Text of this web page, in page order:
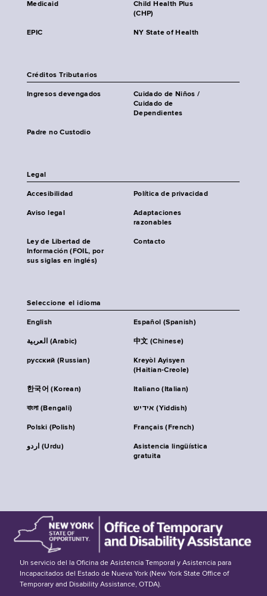
Medicaid
Child Health Plus
(CHP)
EPIC NY State of Health
Créditos Tributarios
Ingresos devengados
Cuidado de Niños /
Cuidado de
Dependientes
Padre no Custodio
Legal
Accesibilidad Política de privacidad
Aviso legal
Adaptaciones
razonables
Ley de Libertad de
Información (FOIL, por
sus siglas en inglés)
Contacto
Seleccione el idioma
English Español (Spanish)
العربية (Arabic) 中文 (Chinese)
русский (Russian)
Kreyòl Ayisyen
(Haitian-Creole)
한국어 (Korean) Italiano (Italian)
বাংলা (Bengali) אידיש (Yiddish)
Polski (Polish) Français (French)
اردو (Urdu)
Asistencia lingüística
gratuita
Un servicio del la Oficina de Asistencia Temporal y Asistencia para
Incapacitados del Estado de Nueva York (New York State Office of
Temporary and Disability Assistance, OTDA).